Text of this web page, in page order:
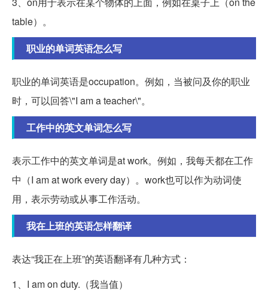
table）。
职业的单词英语怎么写
职业的单词英语是occupation。例如，当被问及你的职业
时，可以回答\"I am a teacher\"。
工作中的英文单词怎么写
表示工作中的英文单词是at work。例如，我每天都在工作
中（I am at work every day）。work也可以作为动词使
用，表示劳动或从事工作活动。
我在上班的英语怎样翻译
表达“我正在上班”的英语翻译有几种方式：
1、I am on duty.（我当值）